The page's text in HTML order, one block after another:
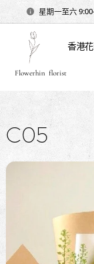
星期一至六
香港
Flowerhin florist
C05